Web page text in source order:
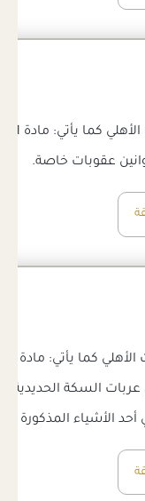
عقوبات خاصة.
عربات السكة
أحد الأشياء